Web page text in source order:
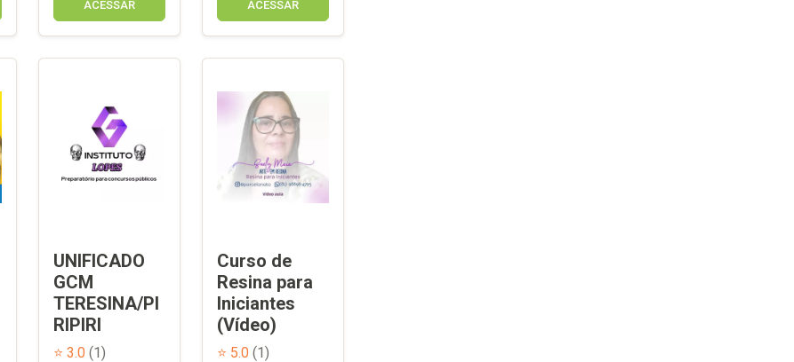
ACESSAR ACESSAR
UNIFICADO
GCM
TERESINA/PI
RIPIRI
⭐ 3.0 (1)
Curso de
Resina para
Iniciantes
(Vídeo)
⭐ 5.0 (1)